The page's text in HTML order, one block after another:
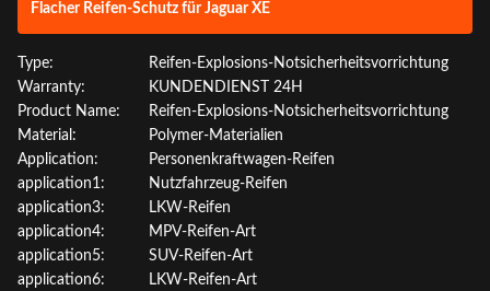
Flacher Reifen-Schutz für Jaguar XE
Type:
Reifen-Explosions-Notsicherheitsvorrichtung
Warranty:
KUNDENDIENST 24H
Product Name:
Reifen-Explosions-Notsicherheitsvorrichtung
Material:
Polymer-Materialien
Application:
Personenkraftwagen-Reifen
application1:
Nutzfahrzeug-Reifen
application3:
LKW-Reifen
application4:
MPV-Reifen-Art
application5:
SUV-Reifen-Art
application6:
LKW-Reifen-Art